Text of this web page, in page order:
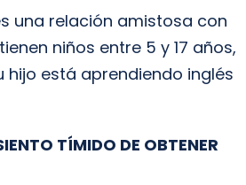
una relación amistosa con
niños entre 5 y 17 años,
hijo está aprendiendo inglés
TÍMIDO DE OBTENER